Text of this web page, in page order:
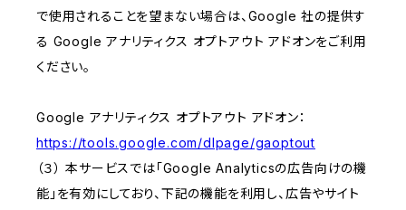
で使用されることを望まない場合は、Google 社の提供す
る Google アナリティクス オプトアウト アドオンをご利用
ください。
Google アナリティクス オプトアウト アドオン：
https://tools.google.com/dlpage/gaoptout
（３） 本サービスでは「Google Analyticsの広告向けの機
能」を有効にしており、下記の機能を利用し、広告やサイト